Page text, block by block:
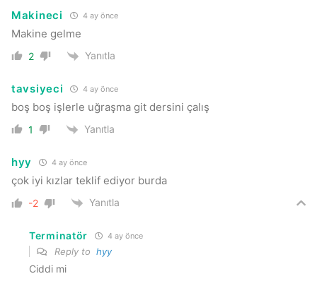
Makineci 4 ay önce
Makine gelme
2 Yanıtla
tavsiyeci 4 ay önce
boş boş işlerle uğraşma git dersini çalış
1 Yanıtla
hyy 4 ay önce
çok iyi kızlar teklif ediyor burda
-2 Yanıtla
Terminatör 4 ay önce
Reply to hyy
Ciddi mi